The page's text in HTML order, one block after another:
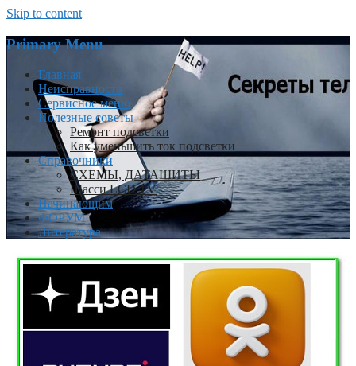
Skip to content
Primary Menu
Главная
Неисправности
Сервисное меню
Полезные советы
Ремонт подсветки
Как уменьшить ток подсветки
Справочники
СХЕМЫ, ДАТАШИТЫ
Шасси LCD TV
Начинающим
ФОРУМ
Литература